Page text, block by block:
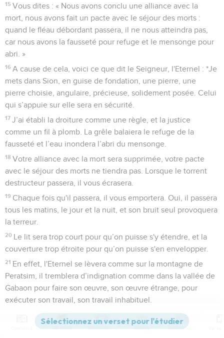
15 Vous dites : « Nous avons conclu une alliance avec la
mort, nous avons fait un pacte avec le séjour des morts :
quand le fléau débordant passera, il ne nous atteindra pas,
car nous avons la fausseté pour refuge et le mensonge pour
abri. »
16 A cause de cela, voici ce que dit le Seigneur, l'Eternel : *Je
mets dans Sion, en guise de fondation, une pierre, une
pierre choisie, angulaire, précieuse, solidement posée. Celui
qui s’appuie sur elle sera en sécurité.
17 J’ai établi la droiture comme une règle, et la justice
comme un fil à plomb. La grêle balaiera le refuge de la
fausseté et l’eau inondera l’abri du mensonge.
18 Votre alliance avec la mort sera supprimée, votre pacte
avec le séjour des morts ne tiendra pas. Lorsque le torrent
destructeur passera, il vous écrasera.
19 Chaque fois qu'il passera, il vous emportera. Oui, il passera
tous les matins, le jour et la nuit, et son bruit seul provoquera
la terreur.
20 Le lit sera trop court pour qu’on puisse s'y étendre, et la
couverture trop étroite pour qu’on puisse s'en envelopper.
21 En effet, l'Eternel se lèvera comme sur la montagne de
Peratsim, il tremblera d’indignation comme dans la vallée de
Gabaon pour faire son œuvre, son œuvre étrange, pour
exécuter son travail, son travail inhabituel.
Maintenant, ne faites pas les moqueurs, sinon votre
situation empirera ! La destruction de tout le pays est
Versions Commentaires Strong